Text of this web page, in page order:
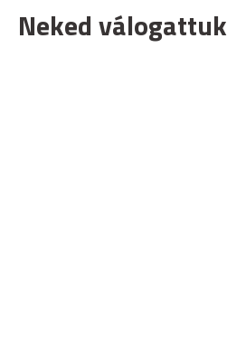
Neked válogattuk